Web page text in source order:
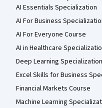
AI Essentials Specialization
AI For Business
AI For Everyone Course
AI in Healthcare
Deep Learning Specialization
Excel Skills for Business
Financial Markets Course
Machine Learning